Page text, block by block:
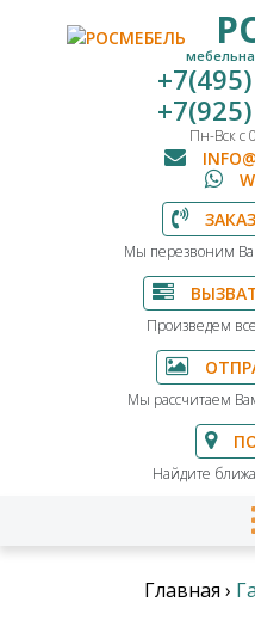
Пн-Вск с
Мы перезвоним
Произведем
Мы рассчитаем
Найдите
Главная ›